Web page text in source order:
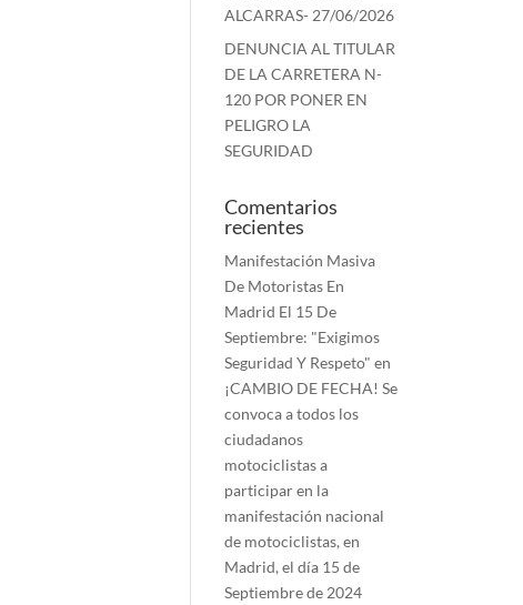
ALCARRAS- 27/06/2026
DENUNCIA AL TITULAR
DE LA CARRETERA N-
120 POR PONER EN
PELIGRO LA
SEGURIDAD
Comentarios
recientes
Manifestación Masiva
De Motoristas En
Madrid El 15 De
Septiembre: "Exigimos
Seguridad Y Respeto" en
¡CAMBIO DE FECHA! Se
convoca a todos los
ciudadanos
motociclistas a
participar en la
manifestación nacional
de motociclistas, en
Madrid, el día 15 de
Septiembre de 2024